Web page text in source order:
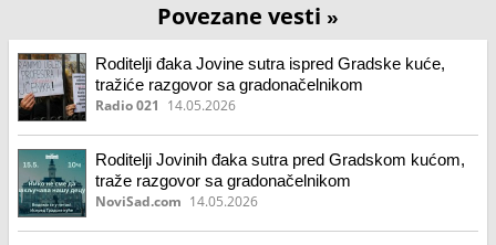
Povezane vesti »
Roditelji đaka Jovine sutra ispred Gradske kuće,
tražiće razgovor sa gradonačelnikom
Radio 021 14.05.2026
Roditelji Jovinih đaka sutra pred Gradskom kućom,
traže razgovor sa gradonačelnikom
NoviSad.com 14.05.2026